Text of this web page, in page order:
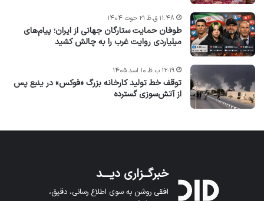
طوفان حمایت ستارگان جهانی از ایران؛ پیام‌های
میلیاردی روایت غرب را به چالش کشید
۱۱:۴۸ ق.ظ ۲۱ حوت ۱۴۰۴
توقف خط تولید کارخانه بزرگ «فوکس» در ینبع پس
از آتش‌سوزی گسترده
۱۲:۱۹ ب.ظ ۱۰ اسد ۱۴۰۵
خبرگــزاری دیـــد
افقی روشن به سوی اطلاع رسانی، دقیق،